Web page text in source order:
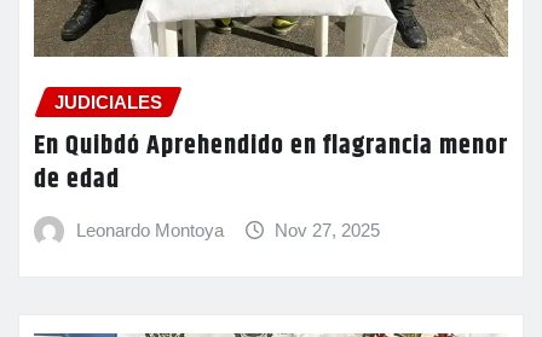
JUDICIALES
En Quibdó Aprehendido en flagrancia menor
de edad
Leonardo Montoya Nov 27, 2025